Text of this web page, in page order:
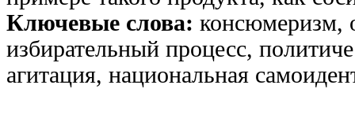
Ключевые слова: консюмеризм,
избирательный процесс,
агитация, национальная